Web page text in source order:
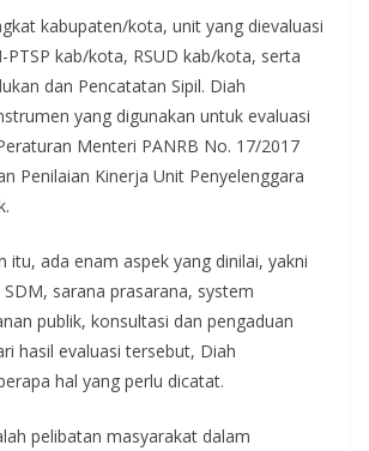
kabupaten/kota, unit yang dievaluasi
PTSP kab/kota, RSUD kab/kota, serta
dan Pencatatan Sipil. Diah
yang digunakan untuk evaluasi
Menteri PANRB No. 17/2017
Penilaian Kinerja Unit Penyelenggara
itu, ada enam aspek yang dinilai, yakni
sarana prasarana, system
publik, konsultasi dan pengaduan
hasil evaluasi tersebut, Diah
hal yang perlu dicatat.
pelibatan masyarakat dalam